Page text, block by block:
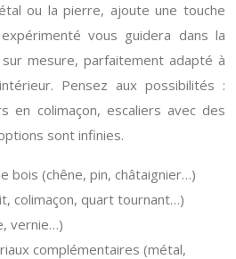
ou la pierre, ajoute une touche
vous guidera dans la
sur mesure, parfaitement adapté à
Pensez aux possibilités :
en colimaçon, escaliers avec des
sont infinies.
bois (chêne, pin, châtaignier…)
colimaçon, quart tournant…)
vernie…)
complémentaires (métal,